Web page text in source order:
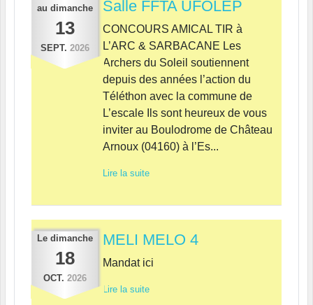
au dimanche
13
SEPT. 2026
Salle FFTA UFOLEP
CONCOURS AMICAL TIR à
L’ARC & SARBACANE Les
Archers du Soleil soutiennent
depuis des années l’action du
Téléthon avec la commune de
L’escale Ils sont heureux de vous
inviter au Boulodrome de Château
Arnoux (04160) à l’Es...
Lire la suite
Le dimanche
18
OCT. 2026
MELI MELO 4
Mandat ici
Lire la suite